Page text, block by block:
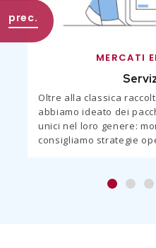
MERCATI
Oltre alla classica
abbiamo ideato dei
unici nel loro genere:
consigliamo strategie